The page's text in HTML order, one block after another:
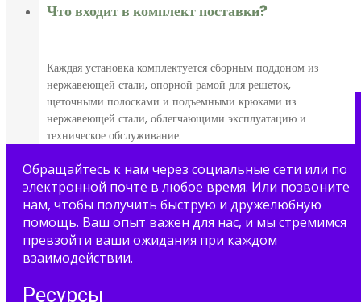
Что входит в комплект поставки?
Каждая установка комплектуется сборным поддоном из
нержавеющей стали, опорной рамой для решеток,
щеточными полосками и подъемными крюками из
нержавеющей стали, облегчающими эксплуатацию и
техническое обслуживание.
Обращайтесь к нам через социальные сети или по
электронной почте в любое время. Или позвоните
нам, чтобы получить быструю и дружелюбную
помощь. Ваш опыт важен для нас, и мы стремимся
превзойти ваши ожидания при каждом
взаимодействии.
Ресурсы